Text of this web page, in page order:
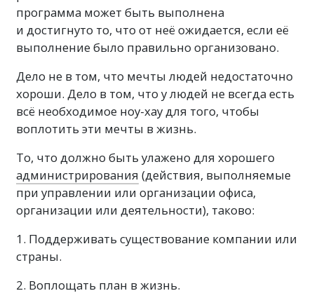
программа может быть выполнена
и достигнуто то, что от неё ожидается, если её
выполнение было правильно организовано.
Дело не в том, что мечты людей недостаточно
хороши. Дело в том, что у людей не всегда есть
всё необходимое ноу-хау для того, чтобы
воплотить эти мечты в жизнь.
То, что должно быть улажено для хорошего
администрирования (действия, выполняемые
при управлении или организации офиса,
организации или деятельности), таково:
1. Поддерживать существование компании или
страны.
2. Воплощать план в жизнь.